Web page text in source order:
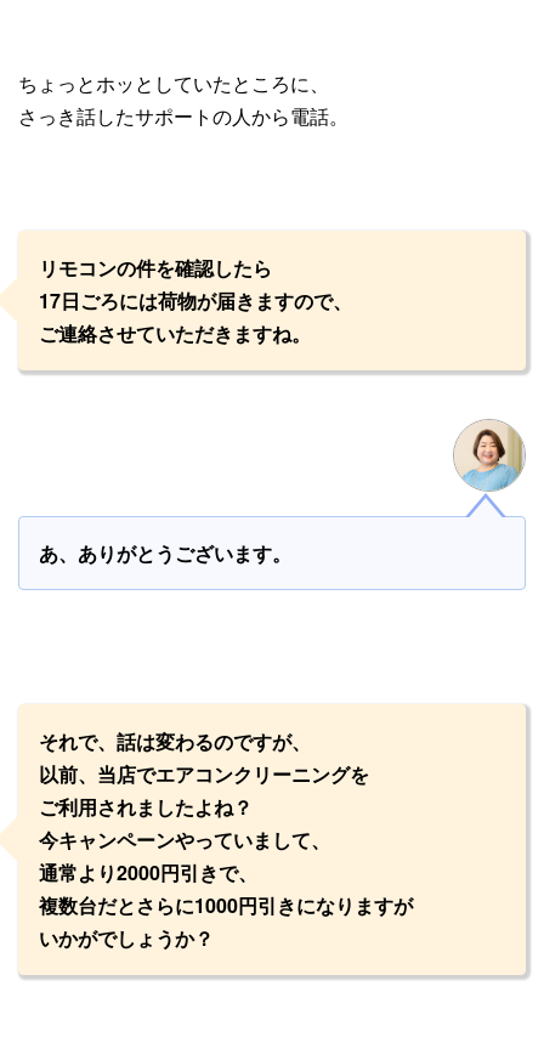
ちょっとホッとしていたところに、
さっき話したサポートの人から電話。
リモコンの件を確認したら
17日ごろには荷物が届きますので、
ご連絡させていただきますね。
あ、ありがとうございます。
それで、話は変わるのですが、
以前、当店でエアコンクリーニングを
ご利用されましたよね？
今キャンペーンやっていまして、
通常より2000円引きで、
複数台だとさらに1000円引きになりますが
いかがでしょうか？